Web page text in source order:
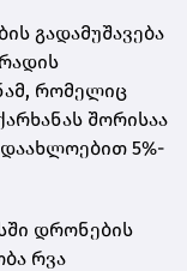
გადამუშავება
რომელიც
შორისაა
დაახლოებით 5%-
დრონების
რვა